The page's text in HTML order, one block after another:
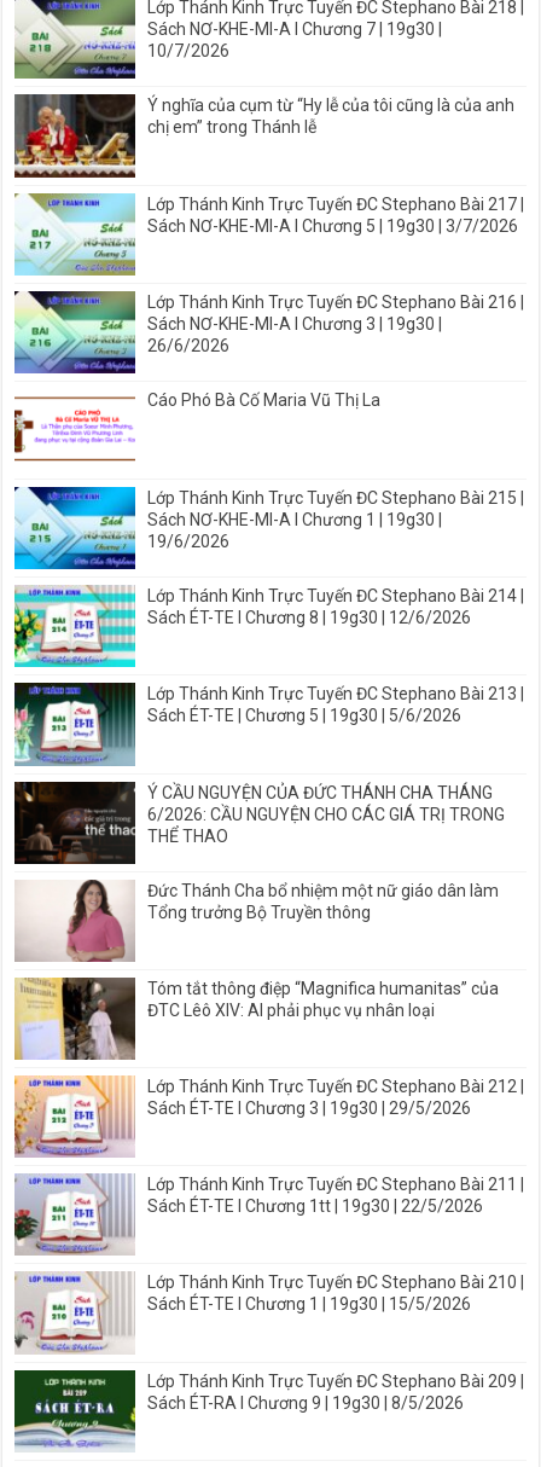
Lớp Thánh Kinh Trực Tuyến ĐC Stephano Bài 218 |
Sách NƠ-KHE-MI-A I Chương 7 | 19g30 |
10/7/2026
Ý nghĩa của cụm từ “Hy lễ của tôi cũng là của anh
chị em” trong Thánh lễ
Lớp Thánh Kinh Trực Tuyến ĐC Stephano Bài 217 |
Sách NƠ-KHE-MI-A I Chương 5 | 19g30 | 3/7/2026
Lớp Thánh Kinh Trực Tuyến ĐC Stephano Bài 216 |
Sách NƠ-KHE-MI-A I Chương 3 | 19g30 |
26/6/2026
Cáo Phó Bà Cố Maria Vũ Thị La
Lớp Thánh Kinh Trực Tuyến ĐC Stephano Bài 215 |
Sách NƠ-KHE-MI-A I Chương 1 | 19g30 |
19/6/2026
Lớp Thánh Kinh Trực Tuyến ĐC Stephano Bài 214 |
Sách ÉT-TE I Chương 8 | 19g30 | 12/6/2026
Lớp Thánh Kinh Trực Tuyến ĐC Stephano Bài 213 |
Sách ÉT-TE | Chương 5 | 19g30 | 5/6/2026
Ý CẦU NGUYỆN CỦA ĐỨC THÁNH CHA THÁNG
6/2026: CẦU NGUYỆN CHO CÁC GIÁ TRỊ TRONG
THỂ THAO
Đức Thánh Cha bổ nhiệm một nữ giáo dân làm
Tổng trưởng Bộ Truyền thông
Tóm tắt thông điệp “Magnifica humanitas” của
ĐTC Lêô XIV: AI phải phục vụ nhân loại
Lớp Thánh Kinh Trực Tuyến ĐC Stephano Bài 212 |
Sách ÉT-TE I Chương 3 | 19g30 | 29/5/2026
Lớp Thánh Kinh Trực Tuyến ĐC Stephano Bài 211 |
Sách ÉT-TE I Chương 1tt | 19g30 | 22/5/2026
Lớp Thánh Kinh Trực Tuyến ĐC Stephano Bài 210 |
Sách ÉT-TE I Chương 1 | 19g30 | 15/5/2026
Lớp Thánh Kinh Trực Tuyến ĐC Stephano Bài 209 |
Sách ÉT-RA I Chương 9 | 19g30 | 8/5/2026